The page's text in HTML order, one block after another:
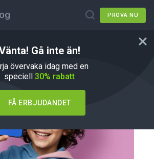
PROVA NU
Gå inte än!
övervaka idag med en
speciell 30% rabatt
FÅ ERBJUDANDET
om föräldraskap